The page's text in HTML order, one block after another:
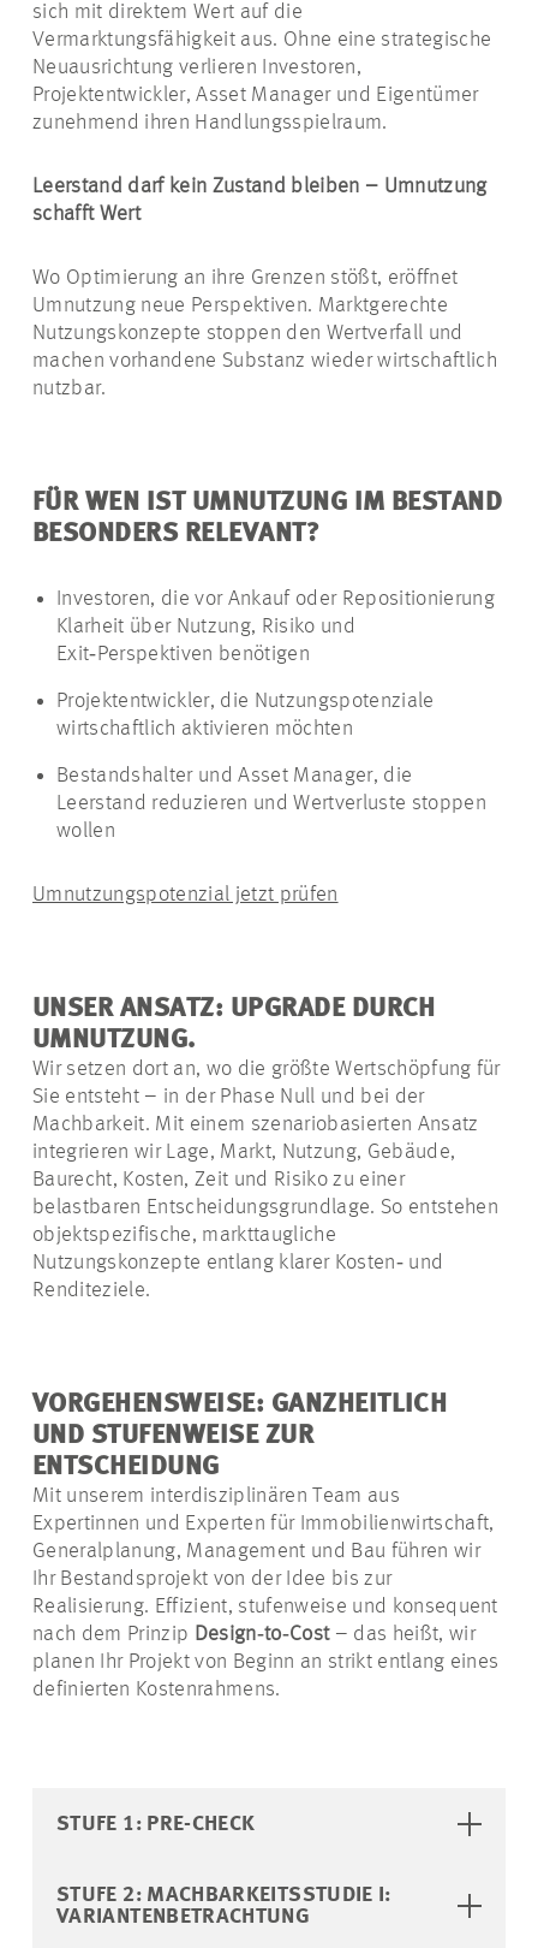
sich mit direktem Wert auf die
Vermarktungsfähigkeit aus. Ohne eine strategische
Neuausrichtung verlieren Investoren,
Projektentwickler, Asset Manager und Eigentümer
zunehmend ihren Handlungsspielraum.
Leerstand darf kein Zustand bleiben – Umnutzung
schafft Wert
Wo Optimierung an ihre Grenzen stößt, eröffnet
Umnutzung neue Perspektiven. Marktgerechte
Nutzungskonzepte stoppen den Wertverfall und
machen vorhandene Substanz wieder wirtschaftlich
nutzbar.
FÜR WEN IST UMNUTZUNG IM BESTAND
BESONDERS RELEVANT?
Investoren, die vor Ankauf oder Repositionierung
Klarheit über Nutzung, Risiko und
Exit‑Perspektiven benötigen
Projektentwickler, die Nutzungspotenziale
wirtschaftlich aktivieren möchten
Bestandshalter und Asset Manager, die
Leerstand reduzieren und Wertverluste stoppen
wollen
Umnutzungspotenzial jetzt prüfen
UNSER ANSATZ: UPGRADE DURCH
UMNUTZUNG.
Wir setzen dort an, wo die größte Wertschöpfung für
Sie entsteht – in der Phase Null und bei der
Machbarkeit. Mit einem szenariobasierten Ansatz
integrieren wir Lage, Markt, Nutzung, Gebäude,
Baurecht, Kosten, Zeit und Risiko zu einer
belastbaren Entscheidungsgrundlage. So entstehen
objektspezifische, markttaugliche
Nutzungskonzepte entlang klarer Kosten‑ und
Renditeziele.
VORGEHENSWEISE: GANZHEITLICH
UND STUFENWEISE ZUR
ENTSCHEIDUNG
Mit unserem interdisziplinären Team aus
Expertinnen und Experten für Immobilienwirtschaft,
Generalplanung, Management und Bau führen wir
Ihr Bestandsprojekt von der Idee bis zur
Realisierung. Effizient, stufenweise und konsequent
nach dem Prinzip Design‑to‑Cost– das heißt, wir
planen Ihr Projekt von Beginn an strikt entlang eines
definierten Kostenrahmens.
STUFE 1: PRE-CHECK
STUFE 2: MACHBARKEITSSTUDIE I:
VARIANTENBETRACHTUNG